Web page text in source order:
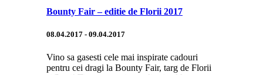
Bounty Fair – editie de Florii 2017
08.04.2017 - 09.04.2017
Vino sa gasesti cele mai inspirate cadouri
pentru cei dragi la Bounty Fair, targ de Florii